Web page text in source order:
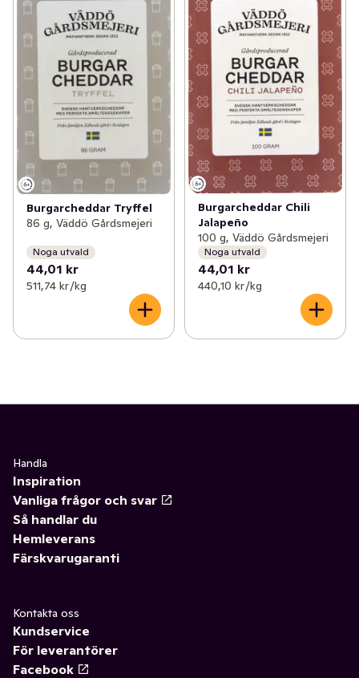
Burgarcheddar Tryffel
86 g, Väddö Gårdsmejeri
Noga utvald
44,01 kr
511,74 kr /kg
Burgarcheddar Chili
Jalapeño
100 g, Väddö Gårdsmejeri
Noga utvald
44,01 kr
440,10 kr /kg
Handla
Inspiration
Vanliga frågor och svar
Så handlar du
Hemleverans
Färskvarugaranti
Kontakta oss
Kundservice
För leverantörer
Facebook